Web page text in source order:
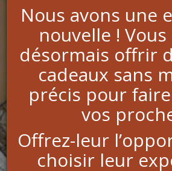
Réflexologie
causale
La réflexologie plantairecausale ,
différente de la réflexologie plantaire.
En réflexologie classique, le
créer une réaction dans la partie
corps et d'entrainer un équilibre.
Nous avons une
nouvelle !
désormais offrir
cadeaux sans
précis pour
vos
Offrez-leur
choisir leur